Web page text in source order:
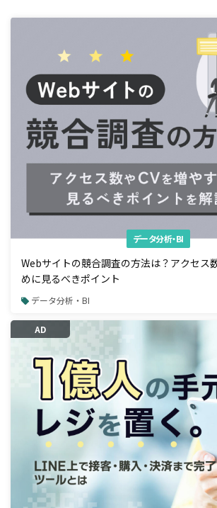
データ分析・BI
Webサイトの競合調査の方法は？アクセス
めに見るべきポイント
データ分析・BI
AD